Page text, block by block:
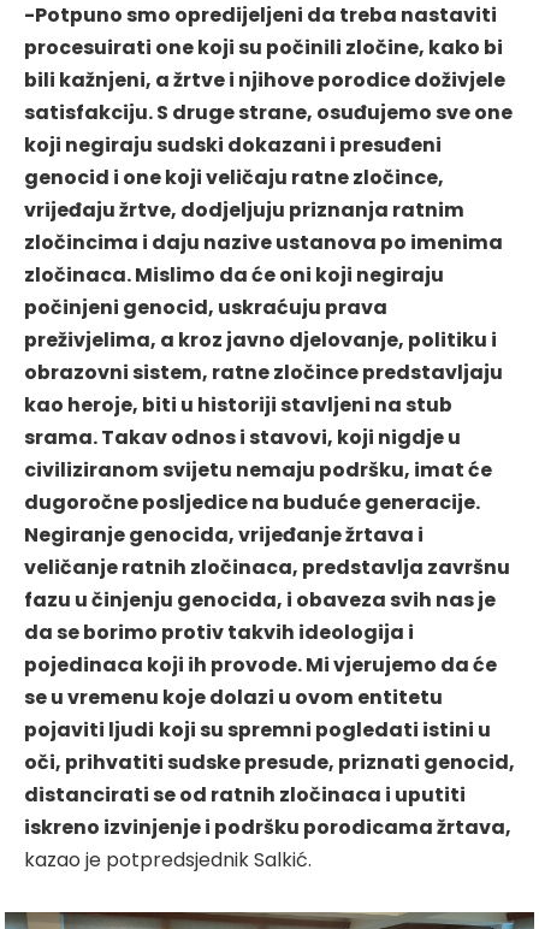
-Potpuno smo opredijeljeni da treba nastaviti
procesuirati one koji su počinili zločine, kako bi
bili kažnjeni, a žrtve i njihove porodice doživjele
satisfakciju. S druge strane, osuđujemo sve one
koji negiraju sudski dokazani i presuđeni
genocid i one koji veličaju ratne zločince,
vrijeđaju žrtve, dodjeljuju priznanja ratnim
zločincima i daju nazive ustanova po imenima
zločinaca. Mislimo da će oni koji negiraju
počinjeni genocid, uskraćuju prava
preživjelima, a kroz javno djelovanje, politiku i
obrazovni sistem, ratne zločince predstavljaju
kao heroje, biti u historiji stavljeni na stub
srama. Takav odnos i stavovi, koji nigdje u
civiliziranom svijetu nemaju podršku, imat će
dugoročne posljedice na buduće generacije.
Negiranje genocida, vrijeđanje žrtava i
veličanje ratnih zločinaca, predstavlja završnu
fazu u činjenju genocida, i obaveza svih nas je
da se borimo protiv takvih ideologija i
pojedinaca koji ih provode. Mi vjerujemo da će
se u vremenu koje dolazi u ovom entitetu
pojaviti ljudi koji su spremni pogledati istini u
oči, prihvatiti sudske presude, priznati genocid,
distancirati se od ratnih zločinaca i uputiti
iskreno izvinjenje i podršku porodicama žrtava,
kazao je potpredsjednik Salkić.